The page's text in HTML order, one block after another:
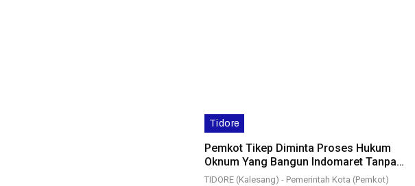
Tidore
Pemkot Tikep Diminta Proses Hukum
Oknum Yang Bangun Indomaret Tanpa…
TIDORE (Kalesang) - Pemerintah Kota (Pemkot)